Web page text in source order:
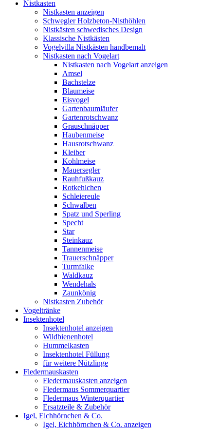
Nistkasten
Nistkasten anzeigen
Schwegler Holzbeton-Nisthöhlen
Nistkästen schwedisches Design
Klassische Nistkästen
Vogelvilla Nistkästen handbemalt
Nistkasten nach Vogelart
Nistkasten nach Vogelart anzeigen
Amsel
Bachstelze
Blaumeise
Eisvogel
Gartenbaumläufer
Gartenrotschwanz
Grauschnäpper
Haubenmeise
Hausrotschwanz
Kleiber
Kohlmeise
Mauersegler
Rauhfußkauz
Rotkehlchen
Schleiereule
Schwalben
Spatz und Sperling
Specht
Star
Steinkauz
Tannenmeise
Trauerschnäpper
Turmfalke
Waldkauz
Wendehals
Zaunkönig
Nistkasten Zubehör
Vogeltränke
Insektenhotel
Insektenhotel anzeigen
Wildbienenhotel
Hummelkasten
Insektenhotel Füllung
für weitere Nützlinge
Fledermauskasten
Fledermauskasten anzeigen
Fledermaus Sommerquartier
Fledermaus Winterquartier
Ersatzteile & Zubehör
Igel, Eichhörnchen & Co.
Igel, Eichhörnchen & Co. anzeigen